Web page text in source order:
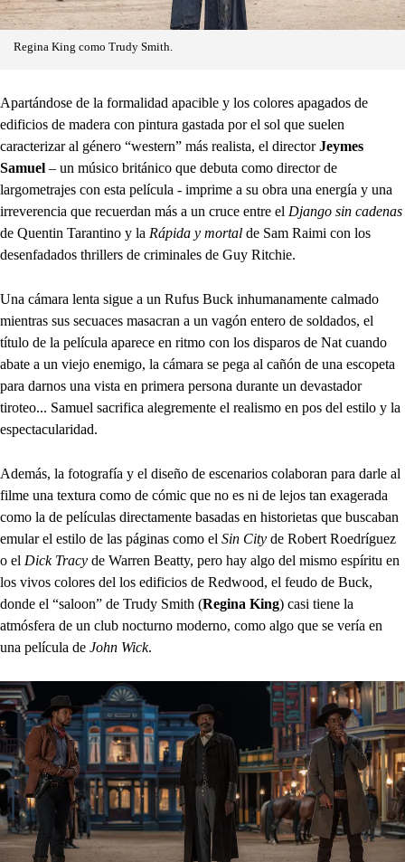
Regina King como Trudy Smith.
Apartándose de la formalidad apacible y los colores apagados de
edificios de madera con pintura gastada por el sol que suelen
caracterizar al género “western” más realista, el directorJeymes
Samuel – un músico británico que debuta como director de
largometrajes con esta película - imprime a su obra una energía y una
irreverencia que recuerdan más a un cruce entre el Django sin cadenas
de Quentin Tarantino y la Rápida y mortal de Sam Raimi con los
desenfadados thrillers de criminales de Guy Ritchie.
Una cámara lenta sigue a un Rufus Buck inhumanamente calmado
mientras sus secuaces masacran a un vagón entero de soldados, el
título de la película aparece en ritmo con los disparos de Nat cuando
abate a un viejo enemigo, la cámara se pega al cañón de una escopeta
para darnos una vista en primera persona durante un devastador
tiroteo... Samuel sacrifica alegremente el realismo en pos del estilo y la
espectacularidad.
Además, la fotografía y el diseño de escenarios colaboran para darle al
filme una textura como de cómic que no es ni de lejos tan exagerada
como la de películas directamente basadas en historietas que buscaban
emular el estilo de las páginas como el Sin City de Robert Roedríguez
o el Dick Tracy de Warren Beatty, pero hay algo del mismo espíritu en
los vivos colores del los edificios de Redwood, el feudo de Buck,
donde el “saloon” de Trudy Smith (Regina King) casi tiene la
atmósfera de un club nocturno moderno, como algo que se vería en
una película de John Wick.